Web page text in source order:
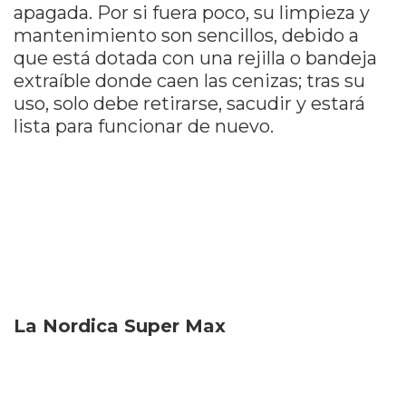
apagada. Por si fuera poco, su limpieza y
mantenimiento son sencillos, debido a
que está dotada con una rejilla o bandeja
extraíble donde caen las cenizas; tras su
uso, solo debe retirarse, sacudir y estará
lista para funcionar de nuevo.
La Nordica Super Max